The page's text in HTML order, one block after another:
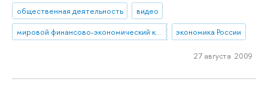
общественная деятельность
видео
мировой финансово-экономический кризис
экономика России
27 августа 2009